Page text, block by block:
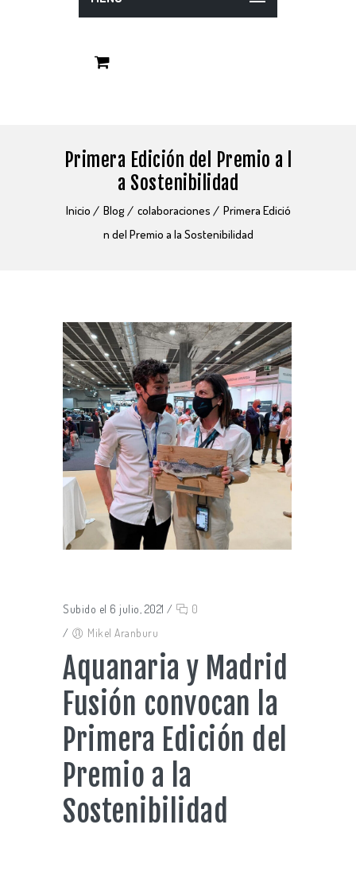
Primera Edición del Premio a l
a Sostenibilidad
Inicio Blog colaboraciones
Primera Edició
n del Premio a la Sostenibilidad
Subido el 6 julio, 2021 /
0
/
Mikel Aranburu
Aquanaria y Madrid
Fusión convocan la
Primera Edición del
Premio a la
Sostenibilidad